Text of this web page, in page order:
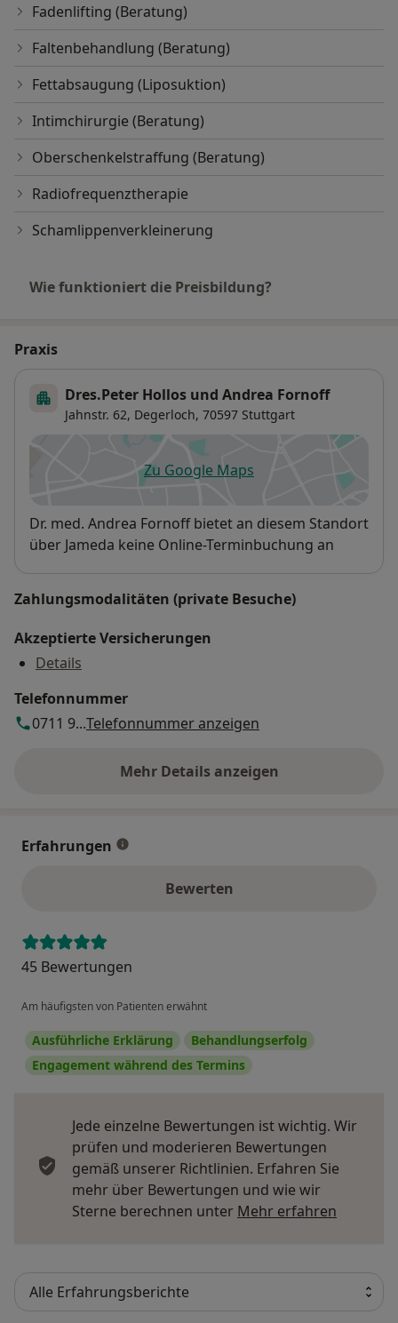
Fadenlifting (Beratung)
Faltenbehandlung (Beratung)
Fettabsaugung (Liposuktion)
Intimchirurgie (Beratung)
Oberschenkelstraffung (Beratung)
Radiofrequenztherapie
Schamlippenverkleinerung
Wie funktioniert die Preisbildung?
Praxis
Dres.Peter Hollos und Andrea Fornoff
Jahnstr. 62, Degerloch, 70597 Stuttgart
Zu Google Mapsöffnet in einer neuen
Verfügbarkeit
Dr. med. Andrea Fornoff bietet an diesem Standort
über Jameda keine Online-Terminbuchung an
Zahlungsmodalitäten (private Besuche)
Akzeptierte Versicherungen
Details
Telefonnummer
0711 9...Telefonnummer anzeigen
Mehr Details anzeigen
über die Adresse
Erfahrungen
Bewerten
45 Bewertungen
Am häufigsten von Patienten erwähnt
Ausführliche Erklärung
Behandlungserfolg
Engagement während des Termins
Jede einzelne Bewertungen ist wichtig. Wir
prüfen und moderieren Bewertungen
gemäß unserer Richtlinien. Erfahren Sie
mehr über Bewertungen und wie wir
Sterne berechnen unter Mehr erfahren